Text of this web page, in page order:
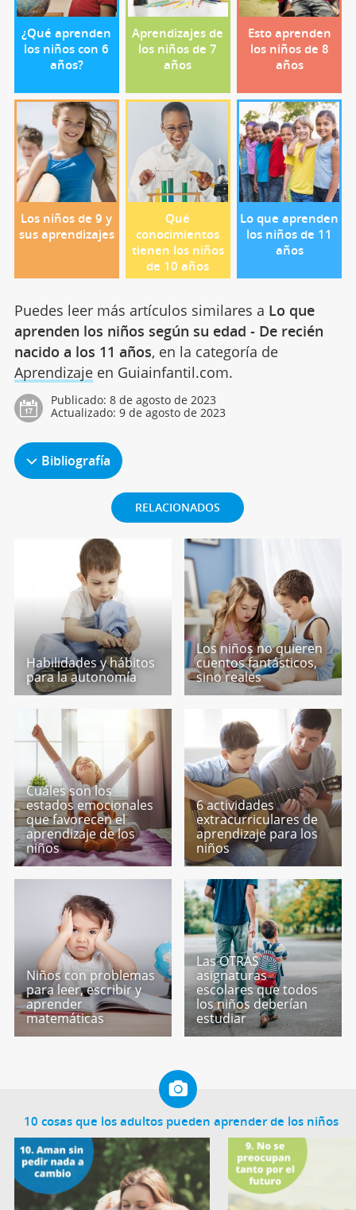
¿Qué aprenden
los niños con 6
años?
Aprendizajes de
los niños de 7
años
Esto aprenden
los niños de 8
años
Los niños de 9 y
sus aprendizajes
Qué
conocimientos
tienen los niños
de 10 años
Lo que aprenden
los niños de 11
años
Puedes leer más artículos similares a Lo que
aprenden los niños según su edad - De recién
nacido a los 11 años, en la categoría de
Aprendizajeen Guiainfantil.com.
Publicado: 8 de agosto de 2023
Actualizado: 9 de agosto de 2023
Bibliografía
RELACIONADOS
Habilidades y hábitos
para la autonomía
Los niños no quieren
cuentos fantásticos,
sino reales
Cuáles son los
estados emocionales
que favorecen el
aprendizaje de los
niños
6 actividades
extracurriculares de
aprendizaje para los
niños
Niños con problemas
para leer, escribir y
aprender
matemáticas
Las OTRAS
asignaturas
escolares que todos
los niños deberían
estudiar
10 cosas que los adultos pueden aprender de los niños